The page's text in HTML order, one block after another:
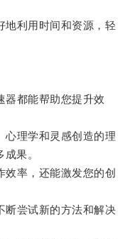
利用时间和资源，轻
都能帮助您提升效
理学和灵感创造的理
果。
率，还能激发您的创
尝试新的方法和解决